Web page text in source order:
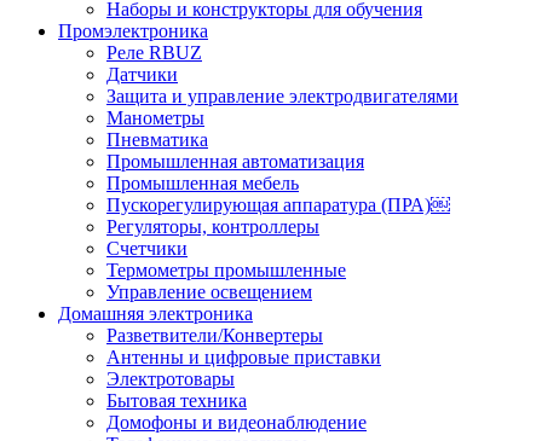
Наборы и конструкторы для обучения
Промэлектроника
Реле RBUZ
Датчики
Защита и управление электродвигателями
Манометры
Пневматика
Промышленная автоматизация
Промышленная мебель
Пускорегулирующая аппаратура (ПРА)￼
Регуляторы, контроллеры
Счетчики
Термометры промышленные
Управление освещением
Домашняя электроника
Разветвители/Конвертеры
Антенны и цифровые приставки
Электротовары
Бытовая техника
Домофоны и видеонаблюдение